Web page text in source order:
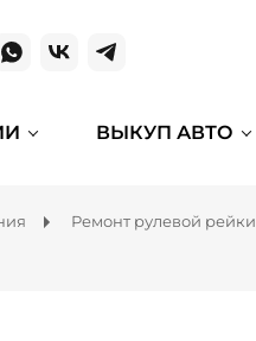
ВЫКУП АВТО
Ремонт рулевой рейки